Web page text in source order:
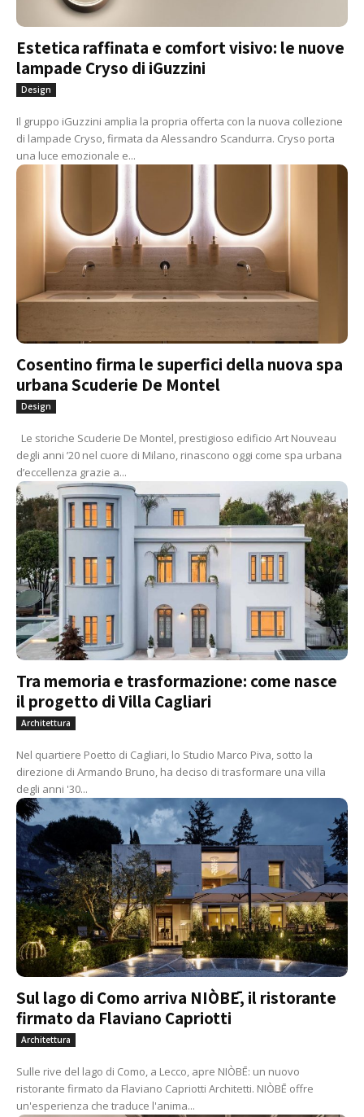
Estetica raffinata e comfort visivo: le nuove
lampade Cryso di iGuzzini
Design
Il gruppo iGuzzini amplia la propria offerta con la nuova collezione
di lampade Cryso, firmata da Alessandro Scandurra. Cryso porta
una luce emozionale e...
Cosentino firma le superfici della nuova spa
urbana Scuderie De Montel
Design
Le storiche Scuderie De Montel, prestigioso edificio Art Nouveau
degli anni ’20 nel cuore di Milano, rinascono oggi come spa urbana
d’eccellenza grazie a...
Tra memoria e trasformazione: come nasce
il progetto di Villa Cagliari
Architettura
Nel quartiere Poetto di Cagliari, lo Studio Marco Piva, sotto la
direzione di Armando Bruno, ha deciso di trasformare una villa
degli anni '30...
Sul lago di Como arriva NIÒBĒ, il ristorante
firmato da Flaviano Capriotti
Architettura
Sulle rive del lago di Como, a Lecco, apre NIÒBĒ: un nuovo
ristorante firmato da Flaviano Capriotti Architetti. NIÒBĒ offre
un'esperienza che traduce l'anima...